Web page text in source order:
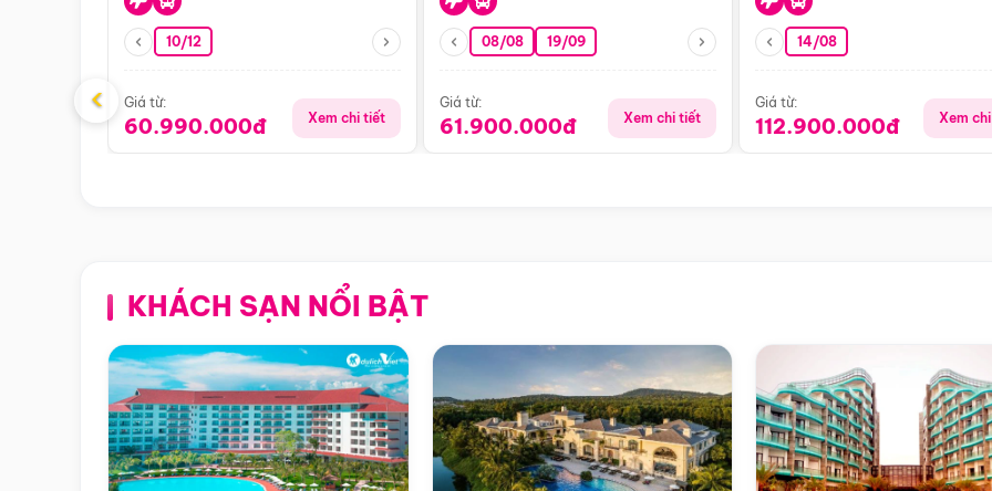
10/12
Giá từ:
60.990.000đ Xem chi tiết
08/08 19/09
Giá từ:
61.900.000đ Xem chi tiết
14/08
Giá từ:
112.900.000đ Xem
‹
KHÁCH SẠN NỔI BẬT